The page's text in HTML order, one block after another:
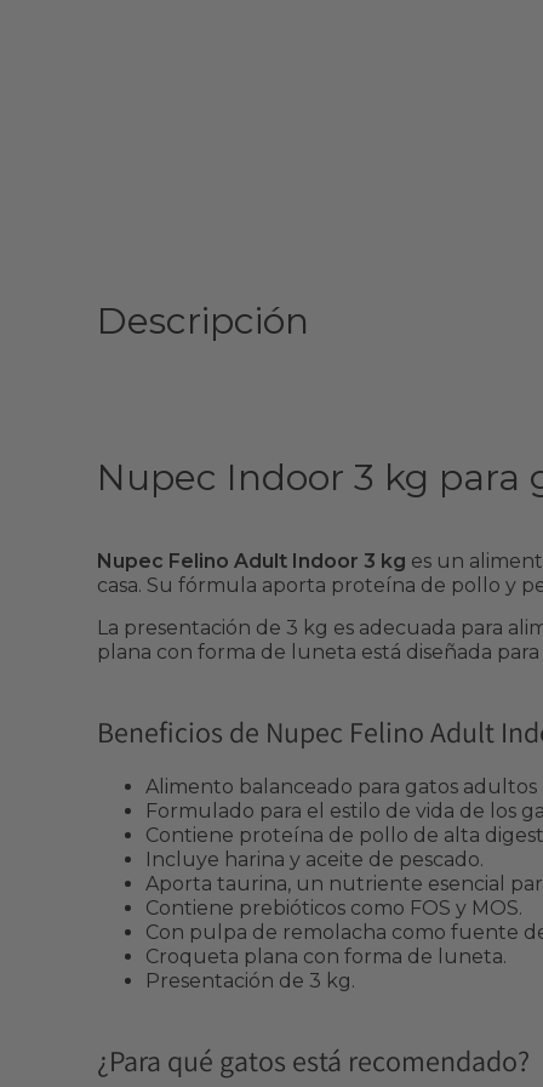
Descripción
Nupec Indoor 3 kg para
Nupec Felino Adult Indoor 3 kg es un
casa. Su fórmula aporta proteína de pollo y
La presentación de 3 kg es adecuada para
plana con forma de luneta está diseñada
Beneficios de Nupec Felino Adult
Alimento balanceado para gatos adultos
Formulado para el estilo de vida de los
Contiene proteína de pollo de alta
Incluye harina y aceite de pescado.
Aporta taurina, un nutriente esencial
Contiene prebióticos como FOS y MOS.
Con pulpa de remolacha como fuente
Croqueta plana con forma de luneta.
Presentación de 3 kg.
¿Para qué gatos está recomendado?